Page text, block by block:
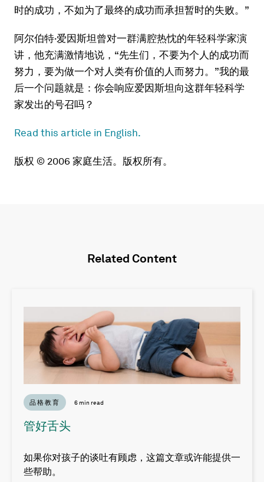
时的成功，不如为了最终的成功而承担暂时的失败。”
阿尔伯特·爱因斯坦曾对一群满腔热忱的年轻科学家演
讲，他充满激情地说，“先生们，不要为个人的成功而
努力，要为做一个对人类有价值的人而努力。”我的最
后一个问题就是：你会响应爱因斯坦向这群年轻科学
家发出的号召吗？
Read this article in English.
版权 © 2006 家庭生活。版权所有。
Related Content
品格教育 6 min read
管好舌头
如果你对孩子的谈吐有顾虑，这篇文章或许能提供一
些帮助。